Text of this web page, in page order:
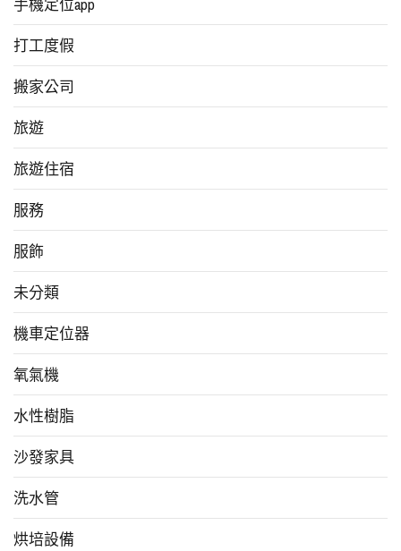
手機定位app
打工度假
搬家公司
旅遊
旅遊住宿
服務
服飾
未分類
機車定位器
氧氣機
水性樹脂
沙發家具
洗水管
烘培設備